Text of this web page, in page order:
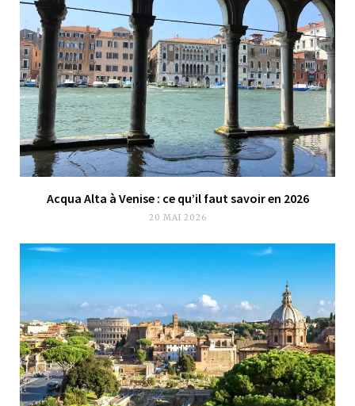
Acqua Alta à Venise : ce qu’il faut savoir en 2026
20 MAI 2026